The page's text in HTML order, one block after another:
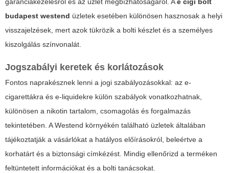
budapest westend üzletek esetében különösen hasznosak a helyi
visszajelzések, mert azok tükrözik a bolti készlet és a személyes
kiszolgálás színvonalát.
Jogszabályi keretek és korlátozások
Fontos naprakésznek lenni a jogi szabályozásokkal: az e-
cigarettákra és e-liquidekre külön szabályok vonatkozhatnak,
különösen a nikotin tartalom, csomagolás és forgalmazás
tekintetében. A Westend környékén található üzletek általában
tájékoztatják a vásárlókat a hatályos előírásokról, beleértve a
korhatárt és a biztonsági címkézést. Mindig ellenőrizd a terméken
feltüntetett információkat és a bolti tanácsokat.